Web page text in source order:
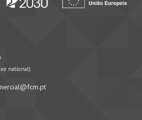
national)